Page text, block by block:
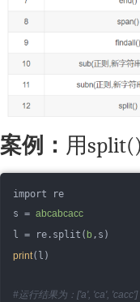
案例： 用
import re
s = abcabcacc
l = re.split( b ,s)
print(l)
#运行结果为：['a', 'ca', 'cacc']